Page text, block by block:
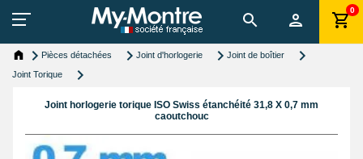
0
Pièces détachées Joint d'horlogerie
Joint de boîtier
Joint Torique
Joint horlogerie torique ISO Swiss étanchéité 31,8 X 0,7 mm
caoutchouc